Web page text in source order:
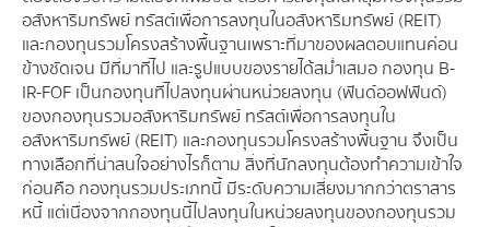
อสังหาริมทรัพย์ ทรัสต์เพื่อการลงทุนในอสังหาริมทรัพย์ (REIT)
และกองทุนรวมโครงสร้างพื้นฐาน เพราะที่มาของผลตอบแทนค่อน
ข้างชัดเจน มีที่มาที่ไป และรูปแบบของรายได้สม่ำเสมอ กองทุน B-
IR-FOF เป็นกองทุนที่ไปลงทุนผ่านหน่วยลงทุน (ฟันด์ออฟฟันด์)
ของกองทุนรวมอสังหาริมทรัพย์ ทรัสต์เพื่อการลงทุนใน
อสังหาริมทรัพย์ (REIT) และกองทุนรวมโครงสร้างพื้นฐาน จึงเป็น
ทางเลือกที่น่าสนใจ อย่างไรก็ตาม สิ่งที่นักลงทุนต้องทำความเข้าใจ
ก่อนคือ กองทุนรวมประเภทนี้ มีระดับความเสี่ยงมากกว่าตราสาร
หนี้ แต่เนื่องจากกองทุนนี้ไปลงทุนในหน่วยลงทุนของกองทุนรวม